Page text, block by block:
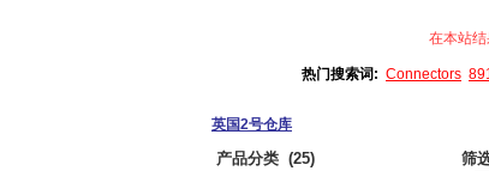
在本站结
热门搜索词: Connectors
英国2号仓库
产品分类 (25) 筛